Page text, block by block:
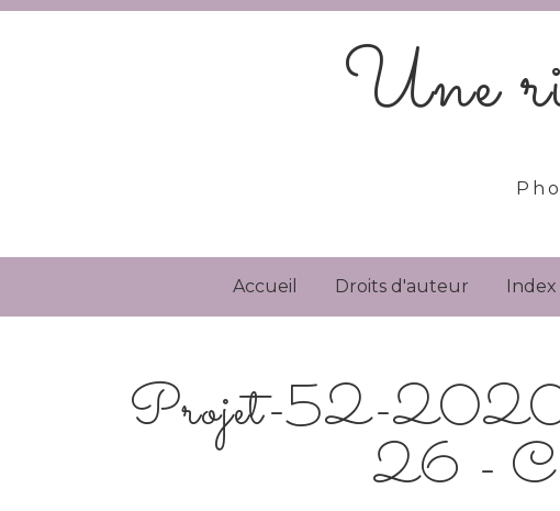
Une
Accueil Droits d'auteur Index
Projet-52-2020-
26 -